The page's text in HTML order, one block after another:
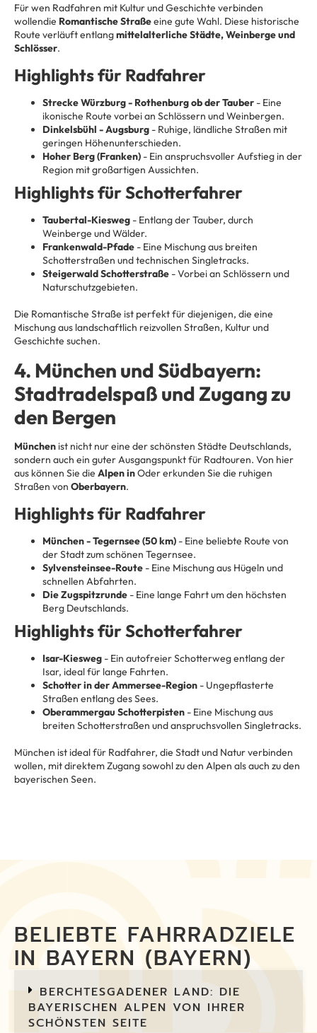
Für wen Radfahren mit Kultur und Geschichte verbinden
wollendie Romantische Straßeeine gute Wahl. Diese historische
Route verläuft entlangmittelalterliche Städte, Weinberge und
Schlösser.
Highlights für Radfahrer
Strecke Würzburg - Rothenburg ob der Tauber - Eine
ikonische Route vorbei an Schlössern und Weinbergen.
Dinkelsbühl - Augsburg - Ruhige, ländliche Straßen mit
geringen Höhenunterschieden.
Hoher Berg (Franken) - Ein anspruchsvoller Aufstieg in der
Region mit großartigen Aussichten.
Highlights für Schotterfahrer
Taubertal-Kiesweg - Entlang der Tauber, durch
Weinberge und Wälder.
Frankenwald-Pfade - Eine Mischung aus breiten
Schotterstraßen und technischen Singletracks.
Steigerwald Schotterstraße - Vorbei an Schlössern und
Naturschutzgebieten.
Die Romantische Straße ist perfekt für diejenigen, die eine
Mischung aus landschaftlich reizvollen Straßen, Kultur und
Geschichte suchen.
4. München und Südbayern:
Stadtradelspaß und Zugang zu
den Bergen
München ist nicht nur eine der schönsten Städte Deutschlands,
sondern auch ein guter Ausgangspunkt für Radtouren. Von hier
aus können Sie die Alpen inOder erkunden Sie die ruhigen
Straßen von Oberbayern.
Highlights für Radfahrer
München - Tegernsee (50 km) - Eine beliebte Route von
der Stadt zum schönen Tegernsee.
Sylvensteinsee-Route - Eine Mischung aus Hügeln und
schnellen Abfahrten.
Die Zugspitzrunde - Eine lange Fahrt um den höchsten
Berg Deutschlands.
Highlights für Schotterfahrer
Isar-Kiesweg - Ein autofreier Schotterweg entlang der
Isar, ideal für lange Fahrten.
Schotter in der Ammersee-Region - Ungepflasterte
Straßen entlang des Sees.
Oberammergau Schotterpisten - Eine Mischung aus
breiten Schotterstraßen und anspruchsvollen Singletracks.
München ist ideal für Radfahrer, die Stadt und Natur verbinden
wollen, mit direktem Zugang sowohl zu den Alpen als auch zu den
bayerischen Seen.
BELIEBTE FAHRRADZIELE
IN BAYERN (BAYERN)
BERCHTESGADENER LAND: DIE
BAYERISCHEN ALPEN VON IHRER
SCHÖNSTEN SEITE